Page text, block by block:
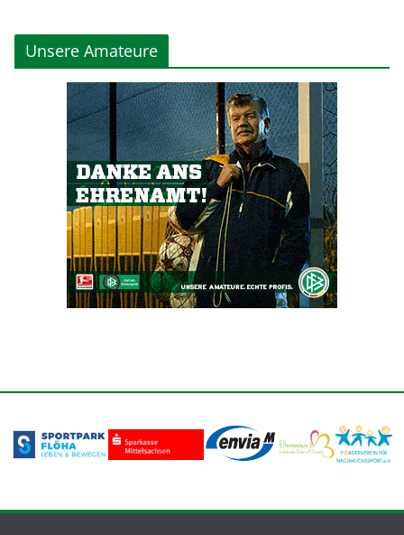
Unsere Amateure